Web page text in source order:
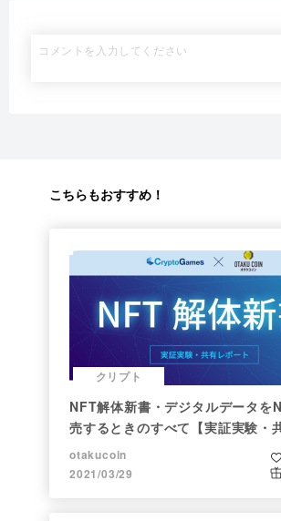
こちらもおすすめ！
クリプト
NFT解体新書・デジタルデータを
売するときのすべて【実証実験・
ト】
otakucoin
2021/03/29